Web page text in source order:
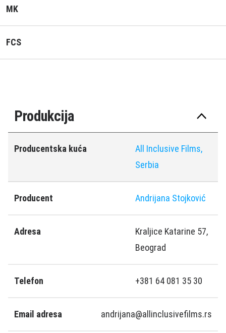
MK
FCS
Produkcija
Producentska kuća
All Inclusive Films,
Serbia
Producent Andrijana Stojković
Adresa
Kraljice Katarine 57,
Beograd
Telefon +381 64 081 35 30
Email adresa andrijana@allinclusivefilms.rs